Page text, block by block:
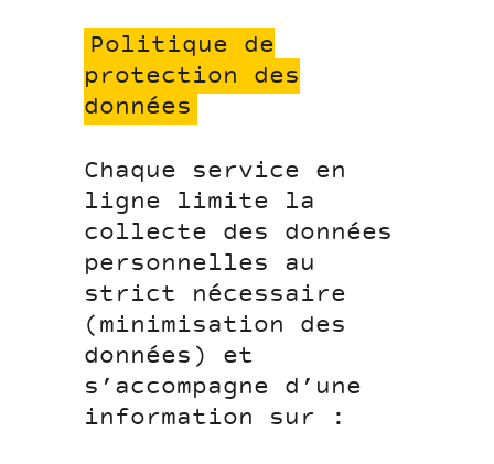
Politique de
protection des
données
Chaque service en
ligne limite la
collecte des données
personnelles au
strict nécessaire
(minimisation des
données) et
s’accompagne d’une
information sur :